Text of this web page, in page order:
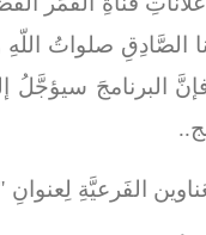
الصَّادِقِ صلواتُ
فإنَّ البرنامجَ
الفَرعيَّةِ